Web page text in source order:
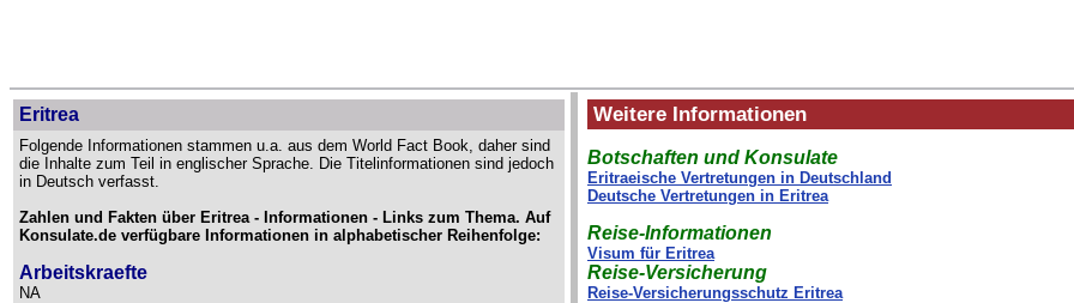
Eritrea
Folgende Informationen stammen u.a. aus dem World Fact Book, daher sind
die Inhalte zum Teil in englischer Sprache. Die Titelinformationen sind jedoch
in Deutsch verfasst.
Zahlen und Fakten über Eritrea - Informationen - Links zum Thema. Auf
Konsulate.de verfügbare Informationen in alphabetischer Reihenfolge:
Arbeitskraefte
NA
Weitere Informationen
Botschaften und Konsulate
Eritraeische Vertretungen in Deutschland
Deutsche Vertretungen in Eritrea
Reise-Informationen
Visum für Eritrea
Reise-Versicherung
Reise-Versicherungsschutz Eritrea